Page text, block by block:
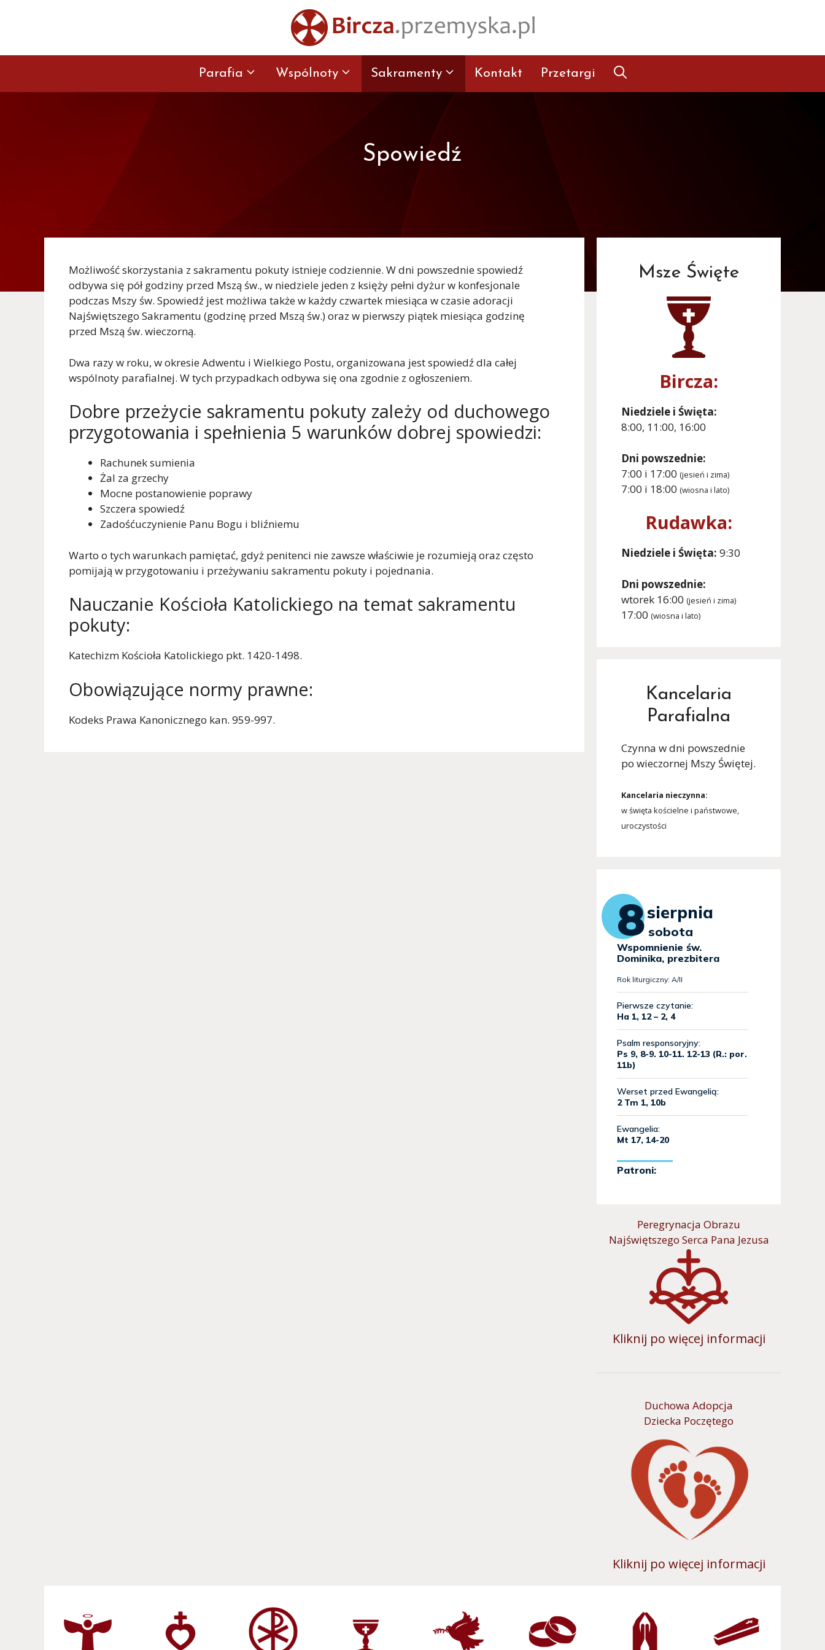
Parafia Wspólnoty Sakramenty Kontakt Przetargi
Spowiedź
Możliwość skorzystania z sakramentu pokuty istnieje codziennie. W dni powszednie spowiedź
odbywa się pół godziny przed Mszą św., w niedziele jeden z księży pełni dyżur w konfesjonale
podczas Mszy św. Spowiedź jest możliwa także w każdy czwartek miesiąca w czasie adoracji
Najświętszego Sakramentu (godzinę przed Mszą św.) oraz w pierwszy piątek miesiąca godzinę
przed Mszą św. wieczorną.
Dwa razy w roku, w okresie Adwentu i Wielkiego Postu, organizowana jest spowiedź dla całej
wspólnoty parafialnej. W tych przypadkach odbywa się ona zgodnie z ogłoszeniem.
Dobre przeżycie sakramentu pokuty zależy od duchowego
przygotowania i spełnienia 5 warunków dobrej spowiedzi:
Rachunek sumienia
Żal za grzechy
Mocne postanowienie poprawy
Szczera spowiedź
Zadośćuczynienie Panu Bogu i bliźniemu
Warto o tych warunkach pamiętać, gdyż penitenci nie zawsze właściwie je rozumieją oraz często
pomijają w przygotowaniu i przeżywaniu sakramentu pokuty i pojednania.
Nauczanie Kościoła Katolickiego na temat sakramentu
pokuty:
Katechizm Kościoła Katolickiego pkt. 1420-1498.
Obowiązujące normy prawne:
Kodeks Prawa Kanonicznego kan. 959-997.
Msze Święte
Bircza:
Niedziele i Święta:
8:00, 11:00, 16:00
Dni powszednie:
7:00 i 17:00 (jesień i zima)
7:00 i 18:00 (wiosna i lato)
Rudawka:
Niedziele i Święta: 9:30
Dni powszednie:
wtorek 16:00 (jesień i zima)
17:00 (wiosna i lato)
Kancelaria
Parafialna
Czynna w dni powszednie
po wieczornej Mszy Świętej.
Kancelaria nieczynna:
w święta kościelne i państwowe,
uroczystości
Peregrynacja Obrazu
Najświętszego Serca Pana Jezusa
Kliknij po więcej informacji
Duchowa Adopcja
Dziecka Poczętego
Kliknij po więcej informacji